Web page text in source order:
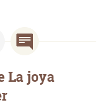
La joya